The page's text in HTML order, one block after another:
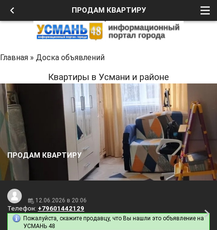
ПРОДАМ КВАРТИРУ
Главная » Доска объявлений
Квартиры в Усмани и районе
ПРОДАМ КВАРТИРУ
12.06.2026 в 20:06
Телефон: +79601442129
Пожалуйста, скажите продавцу, что Вы нашли это объявление на
УСМАНЬ 48